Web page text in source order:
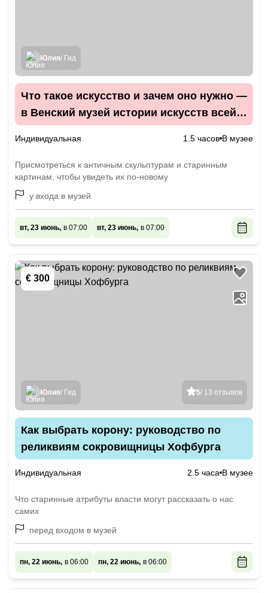
Юлия/ Гид
Что такое искусство и зачем оно нужно —
в Венский музей истории искусств всей
Индивидуальная 1.5 часов В музее
Присмотреться к античным скульптурам и старинным
картинам, чтобы увидеть их по-новому
у входа в музей
вт, 23 июнь, в 07:00 вт, 23 июнь, в 07:00
€ 300
5/ 13 отзывов
Юлия/ Гид
Как выбрать корону: руководство по
реликвиям сокровищницы Хофбурга
Индивидуальная 2.5 часа В музее
Что старинные атрибуты власти могут рассказать о нас
самих
перед входом в музей
пн, 22 июнь, в 06:00 пн, 22 июнь, в 06:00